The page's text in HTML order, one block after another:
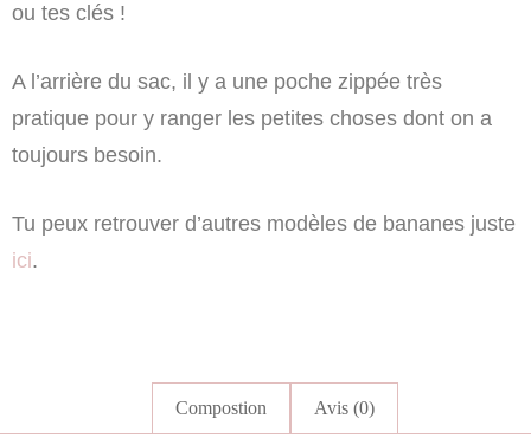
ou tes clés !
A l’arrière du sac, il y a une poche zippée très
pratique pour y ranger les petites choses dont on a
toujours besoin.
Tu peux retrouver d’autres modèles de bananes juste
ici.
Compostion Avis (0)